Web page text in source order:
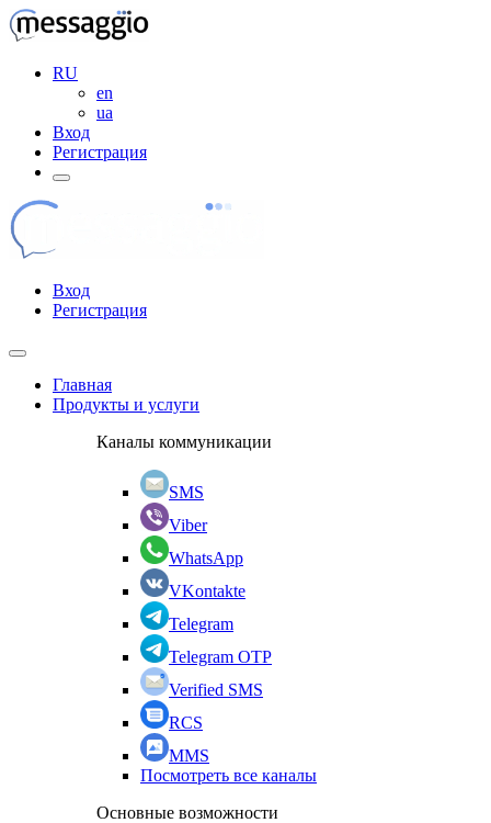
RU
en
ua
Вход
Регистрация
Вход
Регистрация
Главная
Продукты и услуги
Каналы коммуникации
SMS
Viber
WhatsApp
VKontakte
Telegram
Telegram OTP
Verified SMS
RCS
MMS
Посмотреть все каналы
Основные возможности